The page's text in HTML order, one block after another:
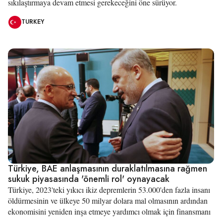
TURKEY
Türkiye, BAE anlaşmasının duraklatılmasına rağmen
sukuk piyasasında 'önemli rol' oynayacak
Türkiye, 2023'teki yıkıcı ikiz depremlerin 53.000'den fazla insanı
öldürmesinin ve ülkeye 50 milyar dolara mal olmasının ardından
ekonomisini yeniden inşa etmeye yardımcı olmak için finansmanı